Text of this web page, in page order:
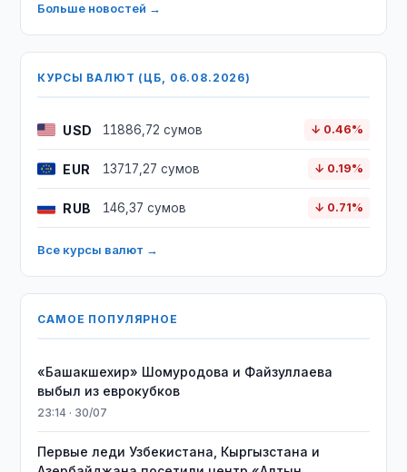
Больше новостей →
КУРСЫ ВАЛЮТ (ЦБ, 06.08.2026)
USD 11886,72 сумов ↓ 0.46%
EUR 13717,27 сумов ↓ 0.19%
RUB 146,37 сумов ↓ 0.71%
Все курсы валют →
САМОЕ ПОПУЛЯРНОЕ
«Башакшехир» Шомуродова и Файзуллаева
выбыл из еврокубков
23:14 · 30/07
Первые леди Узбекистана, Кыргызстана и